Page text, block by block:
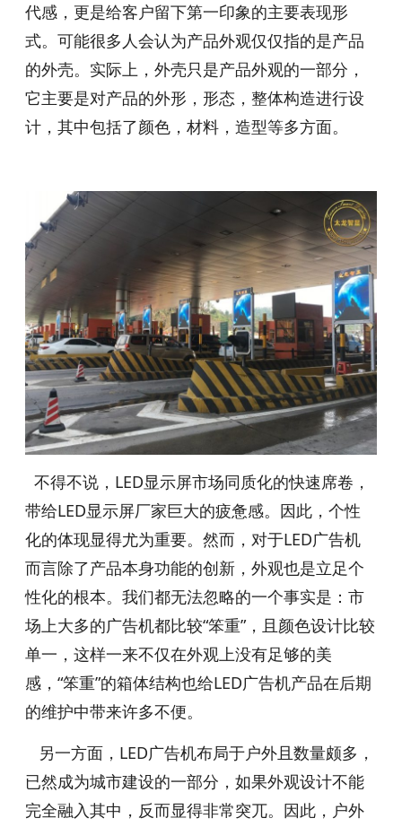
代感，更是给客户留下第一印象的主要表现形
式。可能很多人会认为产品外观仅仅指的是产品
的外壳。实际上，外壳只是产品外观的一部分，
它主要是对产品的外形，形态，整体构造进行设
计，其中包括了颜色，材料，造型等多方面。
不得不说，LED显示屏市场同质化的快速席卷，
带给LED显示屏厂家巨大的疲惫感。因此，个性
化的体现显得尤为重要。然而，对于LED广告机
而言除了产品本身功能的创新，外观也是立足个
性化的根本。我们都无法忽略的一个事实是：市
场上大多的广告机都比较“笨重”，且颜色设计比较
单一，这样一来不仅在外观上没有足够的美
感，“笨重”的箱体结构也给LED广告机产品在后期
的维护中带来许多不便。
另一方面，LED广告机布局于户外且数量颇多，
已然成为城市建设的一部分，如果外观设计不能
完全融入其中，反而显得非常突兀。因此，户外